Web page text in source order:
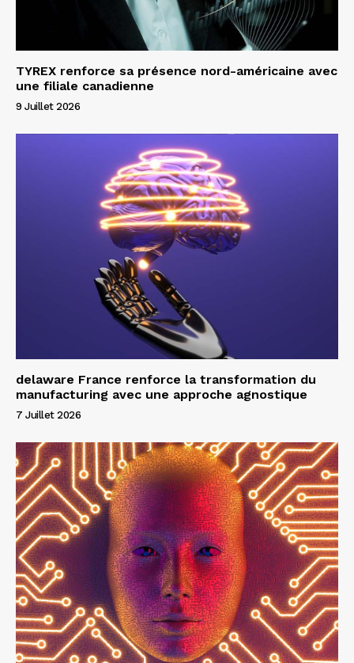
TYREX renforce sa présence nord-américaine avec
une filiale canadienne
9 Juillet 2026
delaware France renforce la transformation du
manufacturing avec une approche agnostique
7 Juillet 2026